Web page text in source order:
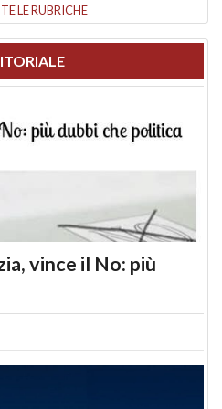
LE RUBRICHE
vince il No: più